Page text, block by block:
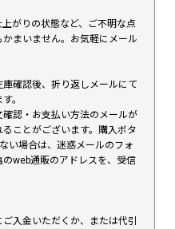
がりの状態など、ご不明な点
まいません。お気軽にメール
確認後、折り返しメールにて
。
認・お支払い方法のメールが
ことがございます。購入ボタ
い場合は、迷惑メールのフォ
web通販のアドレスを、受信
入金いただくか、または代引